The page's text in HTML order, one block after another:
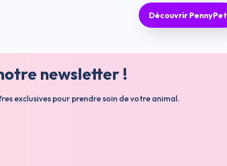
Découvrir PennyPet
newsletter !
exclusives pour prendre soin de votre animal.